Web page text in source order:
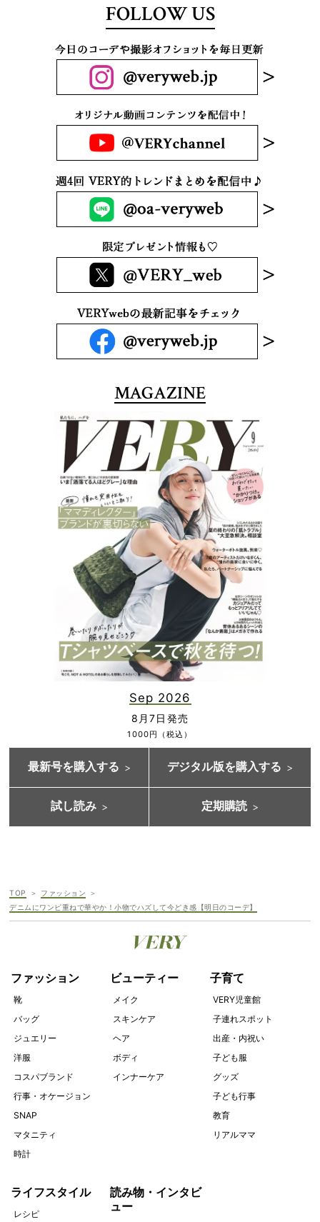
FOLLOW US
MAGAZINE
Sep 2026
8月7日発売
1000円（税込）
最新号を購入する デジタル版を購入する
試し読み 定期購読
TOP
ファッション
デニムにワンピ重ねで華やか！小物でハズして今どき感【明日のコーデ】
ファッション
靴
バッグ
ジュエリー
洋服
コスパブランド
行事・オケージョン
SNAP
マタニティ
時計
ビューティー
メイク
スキンケア
ヘア
ボディ
インナーケア
子育て
VERY児童館
子連れスポット
出産・内祝い
子ども服
グッズ
子ども行事
教育
リアルママ
ライフスタイル
レシピ
読み物・インタビ
ュー